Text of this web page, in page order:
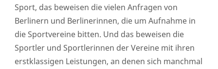
Sport, das beweisen die vielen Anfragen von
Berlinern und Berlinerinnen, die um Aufnahme in
die Sportvereine bitten. Und das beweisen die
Sportler und Sportlerinnen der Vereine mit ihren
erstklassigen Leistungen, an denen sich manchmal